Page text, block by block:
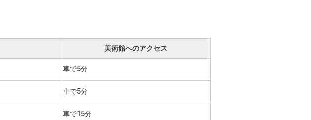
美術館へのアクセス
車で5分
車で5分
車で15分